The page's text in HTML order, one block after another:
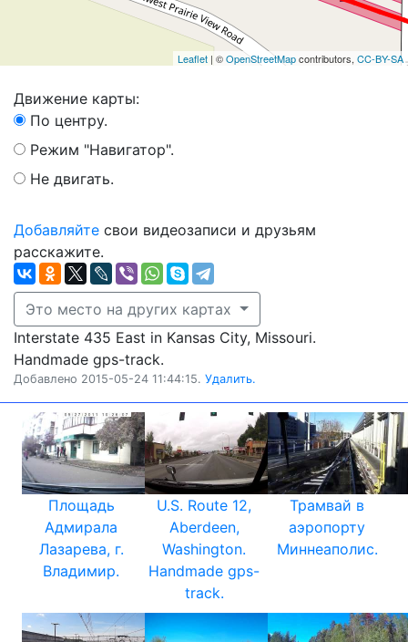
Leaflet | ©OpenStreetMapcontributors, CC-BY-SA
Движение карты:
По центру.
Режим "Навигатор".
Не двигать.
Добавляйте свои видеозаписи и друзьям
расскажите.
Это место на других картах
Interstate 435 East in Kansas City, Missouri.
Handmade gps-track.
Добавлено 2015-05-24 11:44:15. Удалить.
Площадь
Адмирала
Лазарева, г.
Владимир.
U.S. Route 12,
Aberdeen,
Washington.
Handmade gps-
track.
Трамвай в
аэропорту
Миннеаполис.